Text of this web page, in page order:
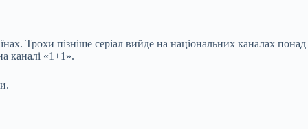
Трохи пізніше серіал вийде на національних каналах понад
каналі «1+1».